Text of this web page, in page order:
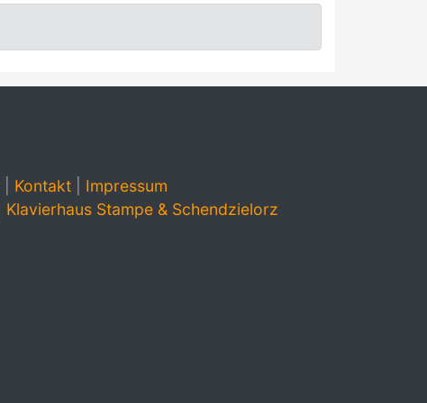
Kontakt| Impressum
Klavierhaus Stampe & Schendzielorz